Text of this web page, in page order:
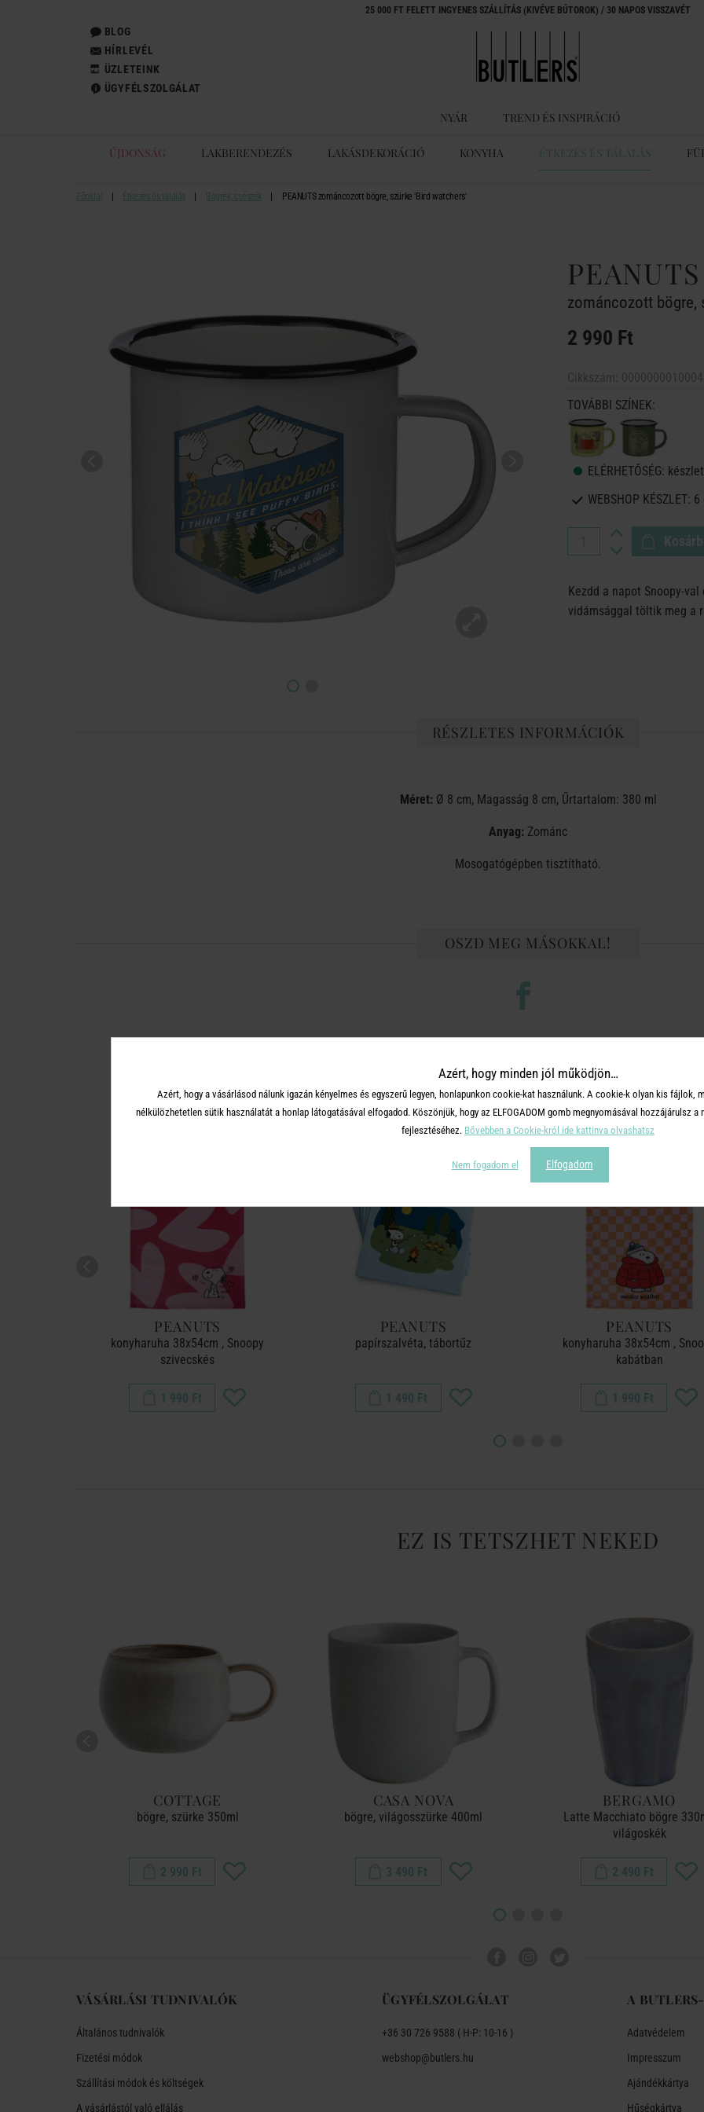
25 000 FT FELETT INGYENES SZÁLLÍTÁS (KIVÉVE BÚTOROK) / 30 NAPOS VISSZAVÉT
BLOG
HÍRLEVÉL
ÜZLETEINK
ÜGYFÉLSZOLGÁLAT
NYÁR TREND ÉS INSPIRÁCIÓ
ÚJDONSÁG LAKBERENDEZÉS LAKÁSDEKORÁCIÓ KONYHA ÉTKEZÉS ÉS TÁLALÁS
Főoldal Étkezés és tálalás Bögrék, csészék PEANUTS zománcozott bögre, szürke 'Bird watchers'
PEANUTS
zománcozott bögre,
2 990 Ft
TOVÁBBI SZÍNEK:
ELÉRHETŐSÉG:
WEBSHOP KÉSZLET: 6
Kezdd a napot Snoopy-
vidámsággal töltik meg a
RÉSZLETES INFORMÁCIÓK
Méret: Ø 8 cm, Magasság 8 cm, Űrtartalom: 380 ml
Anyag: Zománc
Mosogatógépben tisztítható.
OSZD MEG MÁSOKKAL!
A TERMÉKCSALÁD TOVÁBBI
PEANUTS
konyharuha 38x54cm , Snoopy
szivecskés
1 990 Ft
PEANUTS
papírszalvéta, tábortűz
1 490 Ft
PEANUTS
konyharuha 38x54cm ,
kabátban
1 990 Ft
EZ IS TETSZHET NEKED
COTTAGE
bögre, szürke 350ml
2 990 Ft
CASA NOVA
bögre, világosszürke 400ml
3 490 Ft
BERGAMO
Latte Macchiato bögre
világoskék
2 490 Ft
VÁSÁRLÁSI TUDNIVALÓK
Általános tudnivalók
Fizetési módok
Szállítási módok és költségek
A vásárlástól való ellálás
ÜGYFÉLSZOLGÁLAT
+36 30 726 9588 ( H-P: 10-16 )
webshop@butlers.hu
A
Adatvédelem
Impresszum
Ajándékkártya
Hűségkártya
Azért, hogy minden jól működjön…
Azért, hogy a vásárlásod nálunk igazán kényelmes és egyszerű legyen, honlapunkon cookie-kat használunk. A cookie-k olyan kis fájlok,
nélkülözhetetlen sütik használatát a honlap látogatásával elfogadod. Köszönjük, hogy az ELFOGADOM gomb megnyomásával hozzájárulsz
fejlesztéséhez. Bővebben a Cookie-król ide kattinva olvashatsz
Nem fogadom el Elfogadom